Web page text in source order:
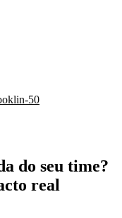
do seu time?
real